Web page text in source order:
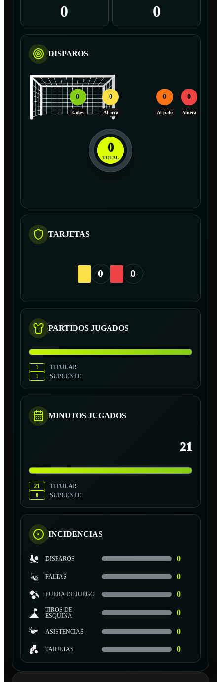
0 0
DISPAROS
0
Goles
0
Al arco
0
Al palo
0
Afuera
0
TOTAL
TARJETAS
0 0
PARTIDOS JUGADOS
1
TITULAR
1
SUPLENTE
MINUTOS JUGADOS
21
21
TITULAR
0
SUPLENTE
INCIDENCIAS
DISPAROS 0
FALTAS 0
FUERA DE JUEGO 0
TIROS DE
ESQUINA
0
ASISTENCIAS 0
TARJETAS 0